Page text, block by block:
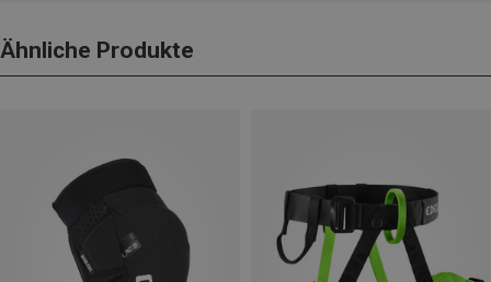
Ähnliche Produkte